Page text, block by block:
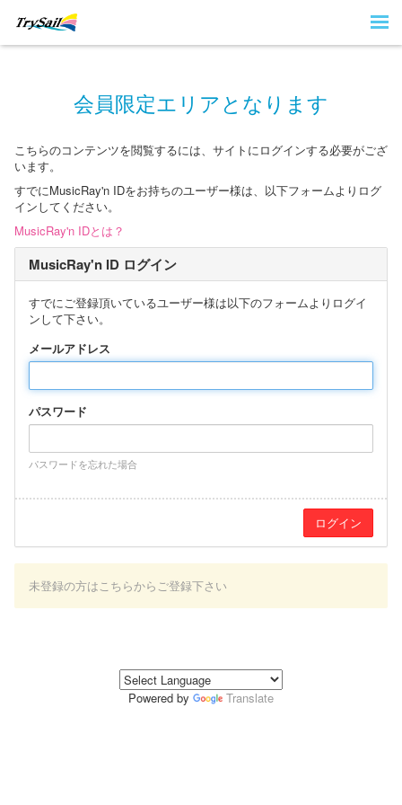
会員限定エリアとなります
こちらのコンテンツを閲覧するには、サイトにログインする必要がござ
います。
すでにMusicRay'n IDをお持ちのユーザー様は、以下フォームよりログ
インしてください。
MusicRay'n IDとは？
MusicRay'n ID ログイン
すでにご登録頂いているユーザー様は以下のフォームよりログイ
ンして下さい。
メールアドレス
パスワード
パスワードを忘れた場合
未登録の方はこちらからご登録下さい
Powered by Translate